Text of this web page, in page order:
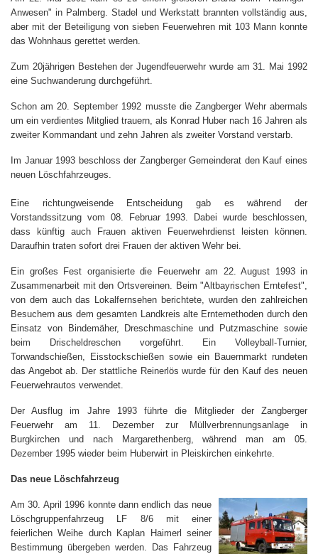
Anwesen" in Palmberg. Stadel und Werkstatt brannten vollständig aus,
aber mit der Beteiligung von sieben Feuerwehren mit 103 Mann konnte
das Wohnhaus gerettet werden.
Zum 20jährigen Bestehen der Jugendfeuerwehr wurde am 31. Mai 1992
eine Suchwanderung durchgeführt.
Schon am 20. September 1992 musste die Zangberger Wehr abermals
um ein verdientes Mitglied trauern, als Konrad Huber nach 16 Jahren als
zweiter Kommandant und zehn Jahren als zweiter Vorstand verstarb.
Im Januar 1993 beschloss der Zangberger Gemeinderat den Kauf eines
neuen Löschfahrzeuges.
Eine richtungweisende Entscheidung gab es während der
Vorstandssitzung vom 08. Februar 1993. Dabei wurde beschlossen,
dass künftig auch Frauen aktiven Feuerwehrdienst leisten können.
Daraufhin traten sofort drei Frauen der aktiven Wehr bei.
Ein großes Fest organisierte die Feuerwehr am 22. August 1993 in
Zusammenarbeit mit den Ortsvereinen. Beim "Altbayrischen Erntefest",
von dem auch das Lokalfernsehen berichtete, wurden den zahlreichen
Besuchern aus dem gesamten Landkreis alte Erntemethoden durch den
Einsatz von Bindemäher, Dreschmaschine und Putzmaschine sowie
beim Drischeldreschen vorgeführt. Ein Volleyball-Turnier,
Torwandschießen, Eisstockschießen sowie ein Bauernmarkt rundeten
das Angebot ab. Der stattliche Reinerlös wurde für den Kauf des neuen
Feuerwehrautos verwendet.
Der Ausflug im Jahre 1993 führte die Mitglieder der Zangberger
Feuerwehr am 11. Dezember zur Müllverbrennungsanlage in
Burgkirchen und nach Margarethenberg, während man am 05.
Dezember 1995 wieder beim Huberwirt in Pleiskirchen einkehrte.
Das neue Löschfahrzeug
Am 30. April 1996 konnte dann endlich das neue
Löschgruppenfahrzeug LF 8/6 mit einer
feierlichen Weihe durch Kaplan Haimerl seiner
Bestimmung übergeben werden. Das Fahrzeug